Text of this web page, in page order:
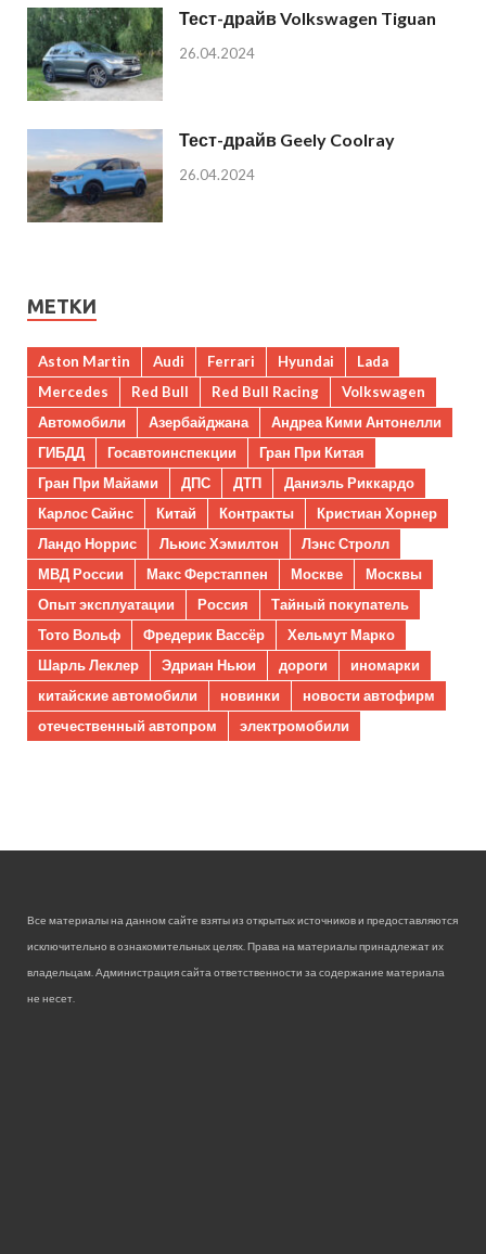
Тест-драйв Volkswagen Tiguan
26.04.2024
Тест-драйв Geely Coolray
26.04.2024
МЕТКИ
Aston Martin Audi Ferrari Hyundai
Lada
Mercedes
Red Bull Red Bull Racing
Volkswagen
Автомобили
Азербайджана
Андреа Кими Антонелли
ГИБДД
Госавтоинспекции
Гран При Китая
Гран При Майами
ДПС ДТП
Даниэль Риккардо
Карлос Сайнс
Китай Контракты
Кристиан Хорнер
Ландо Норрис
Льюис Хэмилтон
Лэнс Стролл
МВД России
Макс Ферстаппен Москве
Москвы
Опыт эксплуатации
Россия
Тайный покупатель
Тото Вольф
Фредерик Вассёр
Хельмут Марко
Шарль Леклер
Эдриан Ньюи дороги
иномарки
китайские автомобили
новинки
новости автофирм
отечественный автопром
электромобили
Все материалы на данном сайте взяты из открытых источников и предоставляются
исключительно в ознакомительных целях. Права на материалы принадлежат их
владельцам. Администрация сайта ответственности за содержание материала
не несет.